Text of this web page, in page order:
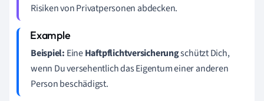
Risiken von Privatpersonen abdecken.
Beispiel: EineHaftpflichtversicherungschützt Dich,
wenn Du versehentlich das Eigentum einer anderen
Person beschädigst.